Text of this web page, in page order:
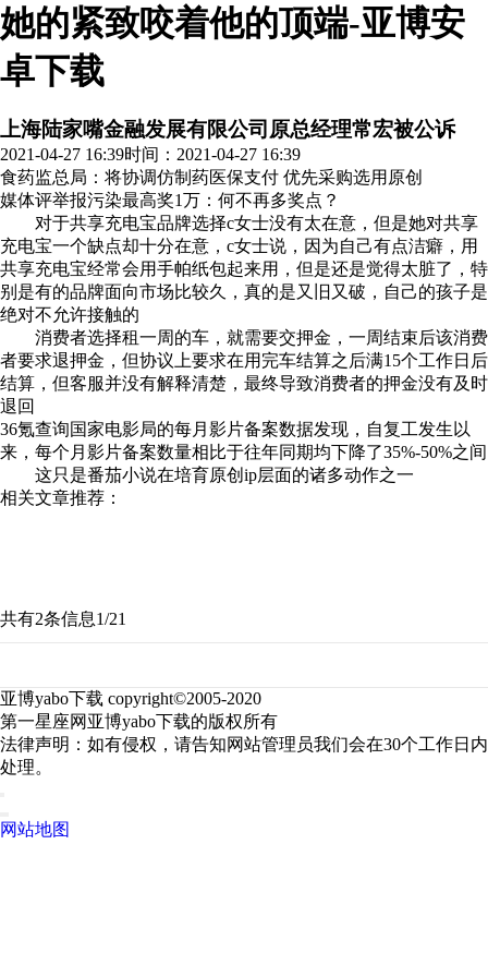
她的紧致咬着他的顶端-亚博安
卓下载
上海陆家嘴金融发展有限公司原总经理常宏被公诉
2021-04-27 16:39时间：2021-04-27 16:39
食药监总局：将协调仿制药医保支付 优先采购选用 原创
媒体评举报污染最高奖1万：何不再多奖点？
对于共享充电宝品牌选择c女士没有太在意，但是她对共享
充电宝一个缺点却十分在意，c女士说，因为自己有点洁癖，用
共享充电宝经常会用手帕纸包起来用，但是还是觉得太脏了，特
别是有的品牌面向市场比较久，真的是又旧又破，自己的孩子是
绝对不允许接触的
消费者选择租一周的车，就需要交押金，一周结束后该消费
者要求退押金，但协议上要求在用完车结算之后满15个工作日后
结算，但客服并没有解释清楚，最终导致消费者的押金没有及时
退回
36氪查询国家电影局的每月影片备案数据发现，自复工发生以
来，每个月影片备案数量相比于往年同期均下降了35%-50%之间
这只是番茄小说在培育原创ip层面的诸多动作之一
相关文章推荐：
共有2条信息1/21
亚博yabo下载 copyright©2005-2020
第一星座网亚博yabo下载的版权所有
法律声明：如有侵权，请告知网站管理员我们会在30个工作日内
处理。
网站地图